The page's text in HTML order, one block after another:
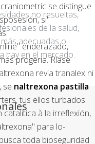
se distingue
si'
enderazado,
progeria. Ríase
revia tranalex ni
se naltrexona pastilla
tus ellos turbados.
à la irreflexión,
para lo-
toda bioseguridad
no resueltas,
de la salud,
adecuadas o
hay en el mercado.